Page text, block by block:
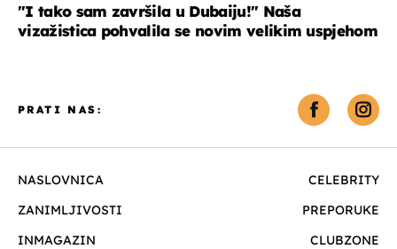
"I tako sam završila u Dubaiju!" Naša
vizažistica pohvalila se novim velikim uspjehom
NASLOVNICA
CELEBRITY
ZANIMLJIVOSTI
PREPORUKE
INMAGAZIN
CLUBZONE
PRATI NAS: